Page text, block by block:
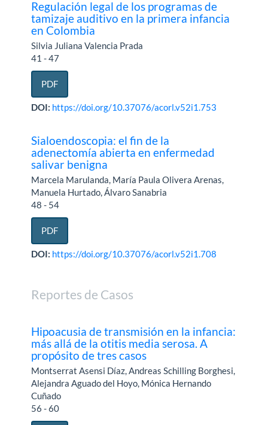
Regulación legal de los programas de
tamizaje auditivo en la primera infancia
en Colombia
Silvia Juliana Valencia Prada
41 - 47
PDF
DOI: https://doi.org/10.37076/acorl.v52i1.753
Sialoendoscopia: el fin de la
adenectomía abierta en enfermedad
salivar benigna
Marcela Marulanda, María Paula Olivera Arenas,
Manuela Hurtado, Álvaro Sanabria
48 - 54
PDF
DOI: https://doi.org/10.37076/acorl.v52i1.708
Reportes de Casos
Hipoacusia de transmisión en la infancia:
más allá de la otitis media serosa. A
propósito de tres casos
Montserrat Asensi Díaz, Andreas Schilling Borghesi,
Alejandra Aguado del Hoyo, Mónica Hernando
Cuñado
56 - 60